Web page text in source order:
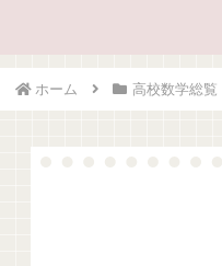
ホーム 高校数学総覧